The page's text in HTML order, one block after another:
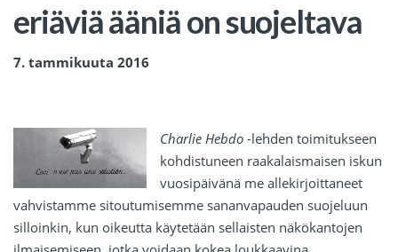
eriäviä ääniä on suojeltava
7. tammikuuta 2016
Charlie Hebdo -lehden toimitukseen
kohdistuneen raakalaismaisen iskun
vuosipäivänä me allekirjoittaneet
vahvistamme sitoutumisemme sananvapauden suojeluun
silloinkin, kun oikeutta käytetään sellaisten näkökantojen